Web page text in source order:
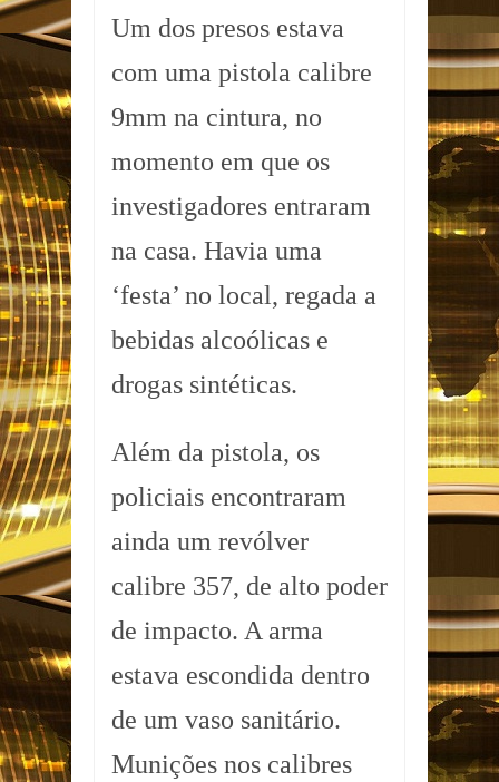
Um dos presos estava
com uma pistola calibre
9mm na cintura, no
momento em que os
investigadores entraram
na casa. Havia uma
‘festa’ no local, regada a
bebidas alcoólicas e
drogas sintéticas.
Além da pistola, os
policiais encontraram
ainda um revólver
calibre 357, de alto poder
de impacto. A arma
estava escondida dentro
de um vaso sanitário.
Munições nos calibres